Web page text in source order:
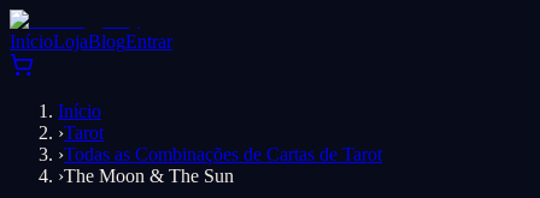
InícioLojaBlogEntrar
Início
›Tarot
›Todas as Combinações de Cartas de Tarot
›The Moon & The Sun